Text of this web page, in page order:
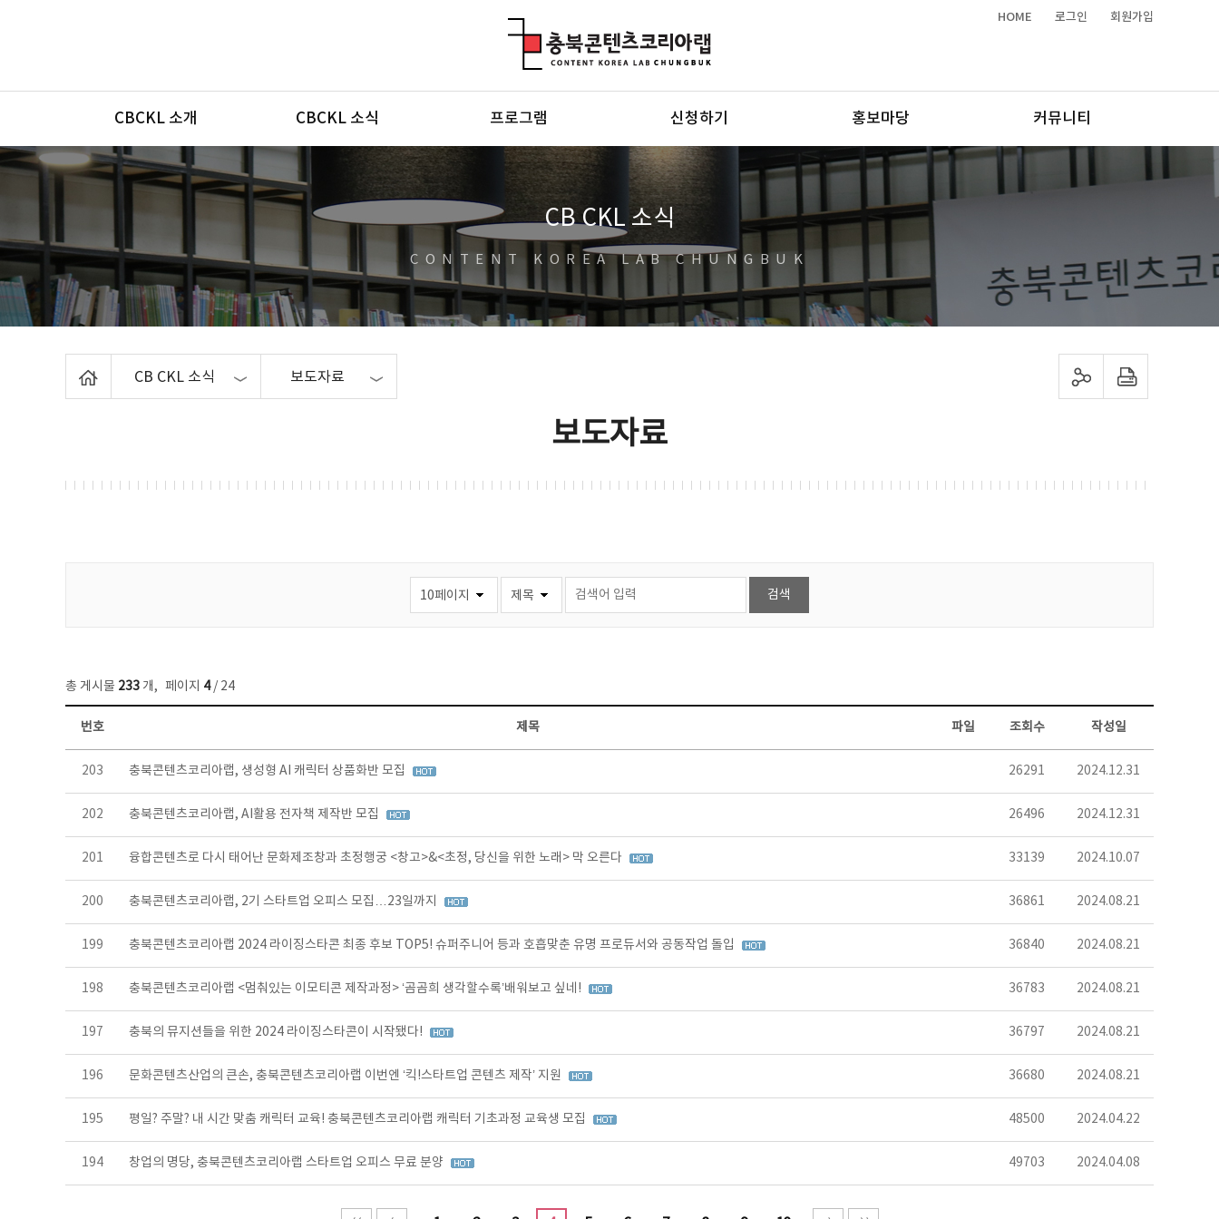
HOME 로그인 회원가입
메뉴
CBCKL 소개 CBCKL 소식 프로그램 신청하기 홍보마당 커뮤니티
CB CKL 소식
CONTENT KOREA LAB CHUNGBUK
CB CKL 소식 보도자료 sns 공유하기 프린트하기
보도자료
총 게시물 233 개, 페이지 4/ 24
보도자료 목록 - 번호, 제목, 작성자, 파일, 조회수, 작성일 정보 제공
번호 제목 파일 조회수 작성일
203 충북콘텐츠코리아랩, 생성형 AI 캐릭터 상품화반 모집 26291 2024.12.31
202 충북콘텐츠코리아랩, AI활용 전자책 제작반 모집 26496 2024.12.31
201 융합콘텐츠로 다시 태어난 문화제조창과 초정행궁 <창고>&<초정, 당신을 위한 노래> 막 오른다 33139 2024.10.07
200 충북콘텐츠코리아랩, 2기 스타트업 오피스 모집…23일까지 36861 2024.08.21
199 충북콘텐츠코리아랩 2024 라이징스타콘 최종 후보 TOP5! 슈퍼주니어 등과 호흡맞춘 유명 프로듀서와 공동작업 돌입 36840 2024.08.21
198 충북콘텐츠코리아랩 <멈춰있는 이모티콘 제작과정> ‘곰곰희 생각할수록’배워보고 싶네! 36783 2024.08.21
197 충북의 뮤지션들을 위한 2024 라이징스타콘이 시작됐다! 36797 2024.08.21
196 문화콘텐츠산업의 큰손, 충북콘텐츠코리아랩 이번엔 ‘킥!스타트업 콘텐츠 제작’ 지원 36680 2024.08.21
195 평일? 주말? 내 시간 맞춤 캐릭터 교육! 충북콘텐츠코리아랩 캐릭터 기초과정 교육생 모집 48500 2024.04.22
194 창업의 명당, 충북콘텐츠코리아랩 스타트업 오피스 무료 분양 49703 2024.04.08